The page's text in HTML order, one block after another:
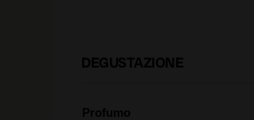
DEGUSTAZIONE
Profumo